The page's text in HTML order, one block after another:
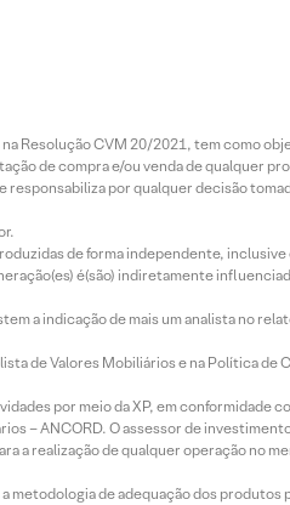
Resolução CVM 20/2021, tem como
de compra e/ou venda de qualquer
responsabiliza por qualquer decisão
de forma independente, inclusive
é(são) indiretamente
a indicação de mais um analista no
de Valores Mobiliários e na Política de
por meio da XP, em conformidade
– ANCORD. O assessor de
a realização de qualquer operação no
metodologia de adequação dos produtos